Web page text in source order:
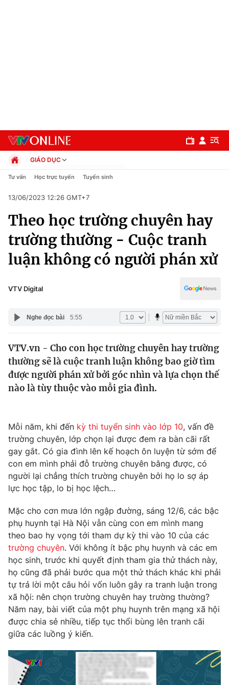
Chuyên mục
Chính trị
Xã hội
Pháp luật
Y tế
Thế giới
Tin tức
Thế giới đó đây
Kinh tế
Thị trường
Góc doanh nghiệp
Truyền hình
Phim VTV
Hậu trường
Khán giả
Giải sao mai
Giải trí
Điện ảnh
Âm nhạc
Sao
Du lịch
Làm đẹp
Chất lượng cuộc sống
Giáo dục
Tuyển sinh
Học trực tuyến
Công nghệ
Hitech Công nghệ tương lai
Sản phẩm
Thị trường
Giao lưu trực tuyến
Lịch phát sóng
Chuyên mục khác
Emagazine Podcast
GIÁO DỤC
Chính trị
Pháp luật
Kinh tế
Thể thao
Truyền hình
Văn hóa - Giải trí
Tư vấn Học trực tuyến Tuyển sinh
13/06/2023 12:26 GMT+7
Theo học trường chuyên hay
trường thường - Cuộc tranh
luận không có người phán xử
VTV Digital
Nghe đọc bài 5:55
VTV.vn - Cho con học trường chuyên hay trường
thường sẽ là cuộc tranh luận không bao giờ tìm
được người phán xử bởi góc nhìn và lựa chọn thế
nào là tùy thuộc vào mỗi gia đình.
Mỗi năm, khi đến kỳ thi tuyển sinh vào lớp 10, vấn đề
trường chuyên, lớp chọn lại được đem ra bàn cãi rất
gay gắt. Có gia đình lên kế hoạch ôn luyện từ sớm để
con em mình phải đỗ trường chuyên bằng được, có
người lại chẳng thích trường chuyên bởi họ lo sợ áp
lực học tập, lo bị học lệch…
Mặc cho cơn mưa lớn ngập đường, sáng 12/6, các bậc
phụ huynh tại Hà Nội vẫn cùng con em mình mang
theo bao hy vọng tới tham dự kỳ thi vào 10 của các
trường chuyên. Với không ít bậc phụ huynh và các em
học sinh, trước khi quyết định tham gia thử thách này,
họ cũng đã phải bước qua một thử thách khác khi phải
tự trả lời một câu hỏi vốn luôn gây ra tranh luận trong
xã hội: nên chọn trường chuyên hay trường thường?
Năm nay, bài viết của một phụ huynh trên mạng xã hội
được chia sẻ nhiều, tiếp tục thổi bùng lên tranh cãi
giữa các luồng ý kiến.